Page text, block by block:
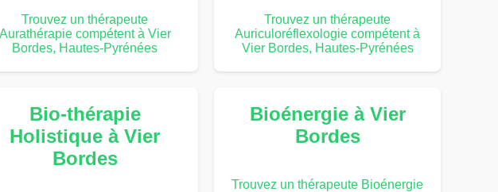
Trouvez un thérapeute
Aurathérapie compétent à Vier
Bordes, Hautes-Pyrénées
Trouvez un thérapeute
Auriculoréflexologie compétent à
Vier Bordes, Hautes-Pyrénées
Bio-thérapie
Holistique à Vier
Bordes
Bioénergie à Vier
Bordes
Trouvez un thérapeute Bioénergie